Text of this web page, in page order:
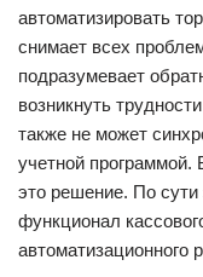
автоматизировать
снимает всех
подразумевает
возникнуть
также не может
учетной программой.
это решение. По сути
функционал
автоматизационного